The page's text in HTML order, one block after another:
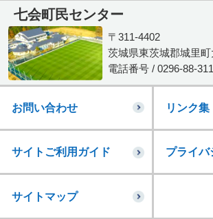
七会町民センター
〒311-4402
茨城県東茨城郡城里
電話番号 / 0296-88-
お問い合わせ リンク集
サイトご利用ガイド プライバ
サイトマップ